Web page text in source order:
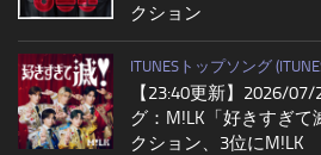
クション
ITUNESトップソング
【23:40更新】2026/
グ：M!LK「好きすぎ
クション、3位にM!LK